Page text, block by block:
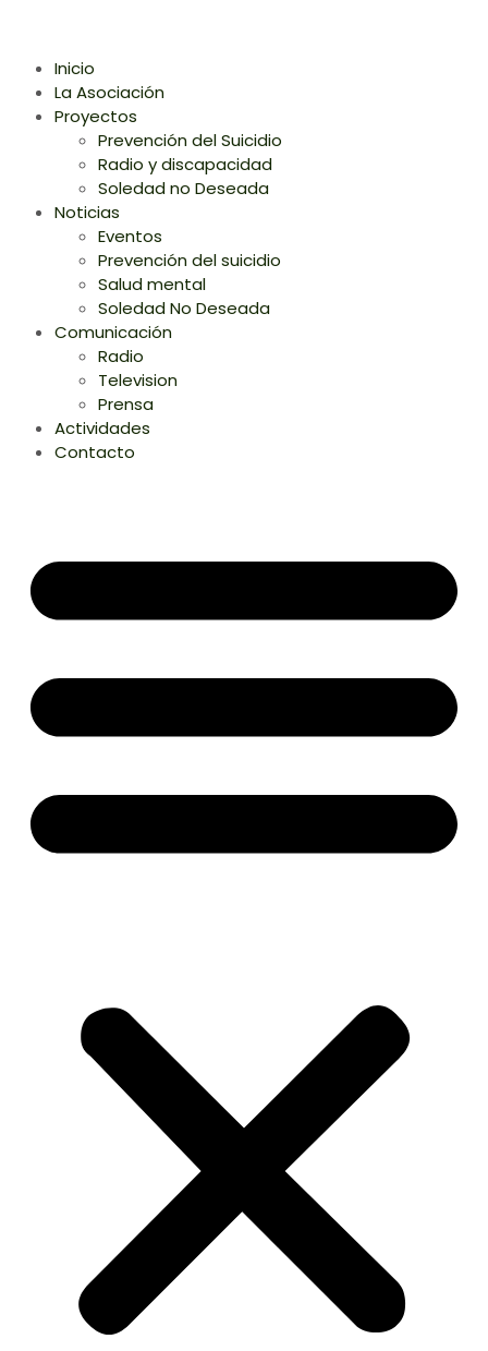
Inicio
La Asociación
Proyectos
Prevención del Suicidio
Radio y discapacidad
Soledad no Deseada
Noticias
Eventos
Prevención del suicidio
Salud mental
Soledad No Deseada
Comunicación
Radio
Television
Prensa
Actividades
Contacto